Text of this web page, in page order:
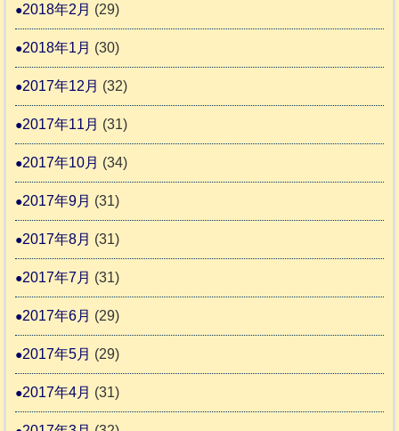
2018年2月 (29)
2018年1月 (30)
2017年12月 (32)
2017年11月 (31)
2017年10月 (34)
2017年9月 (31)
2017年8月 (31)
2017年7月 (31)
2017年6月 (29)
2017年5月 (29)
2017年4月 (31)